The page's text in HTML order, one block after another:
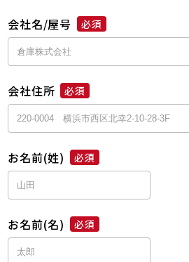
会社名/屋号 必須
会社住所 必須
お名前(姓) 必須
お名前(名) 必須